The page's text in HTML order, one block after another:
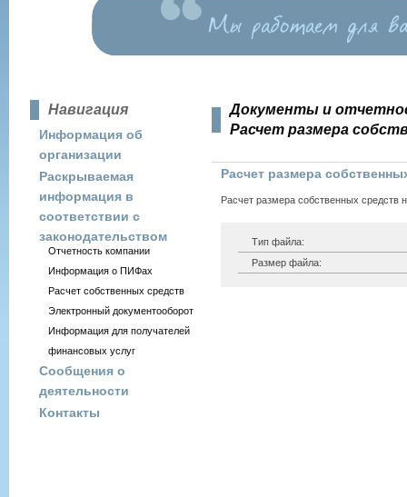
Навигация
Информация об
организации
Раскрываемая
информация в
соответствии с
законодательством
Отчетность компании
Информация о ПИФах
Расчет собственных средств
Электронный документооборот
Информация для получателей
финансовых услуг
Сообщения о
деятельности
Контакты
Документы и
Расчет размера
Расчет размера
Расчет размера собственных средств
Тип файла:
Размер файла: